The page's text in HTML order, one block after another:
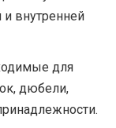
внутренней
для
дюбели,